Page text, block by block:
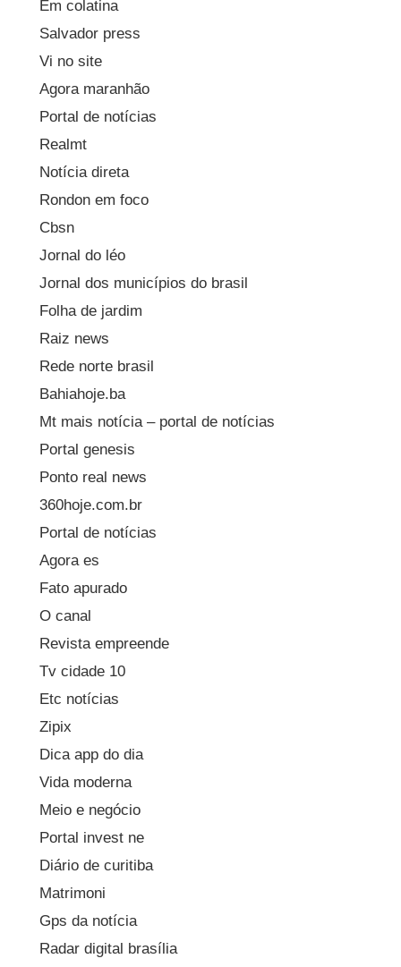
Em colatina
Salvador press
Vi no site
Agora maranhão
Portal de notícias
Realmt
Notícia direta
Rondon em foco
Cbsn
Jornal do léo
Jornal dos municípios do brasil
Folha de jardim
Raiz news
Rede norte brasil
Bahiahoje.ba
Mt mais notícia – portal de notícias
Portal genesis
Ponto real news
360hoje.com.br
Portal de notícias
Agora es
Fato apurado
O canal
Revista empreende
Tv cidade 10
Etc notícias
Zipix
Dica app do dia
Vida moderna
Meio e negócio
Portal invest ne
Diário de curitiba
Matrimoni
Gps da notícia
Radar digital brasília